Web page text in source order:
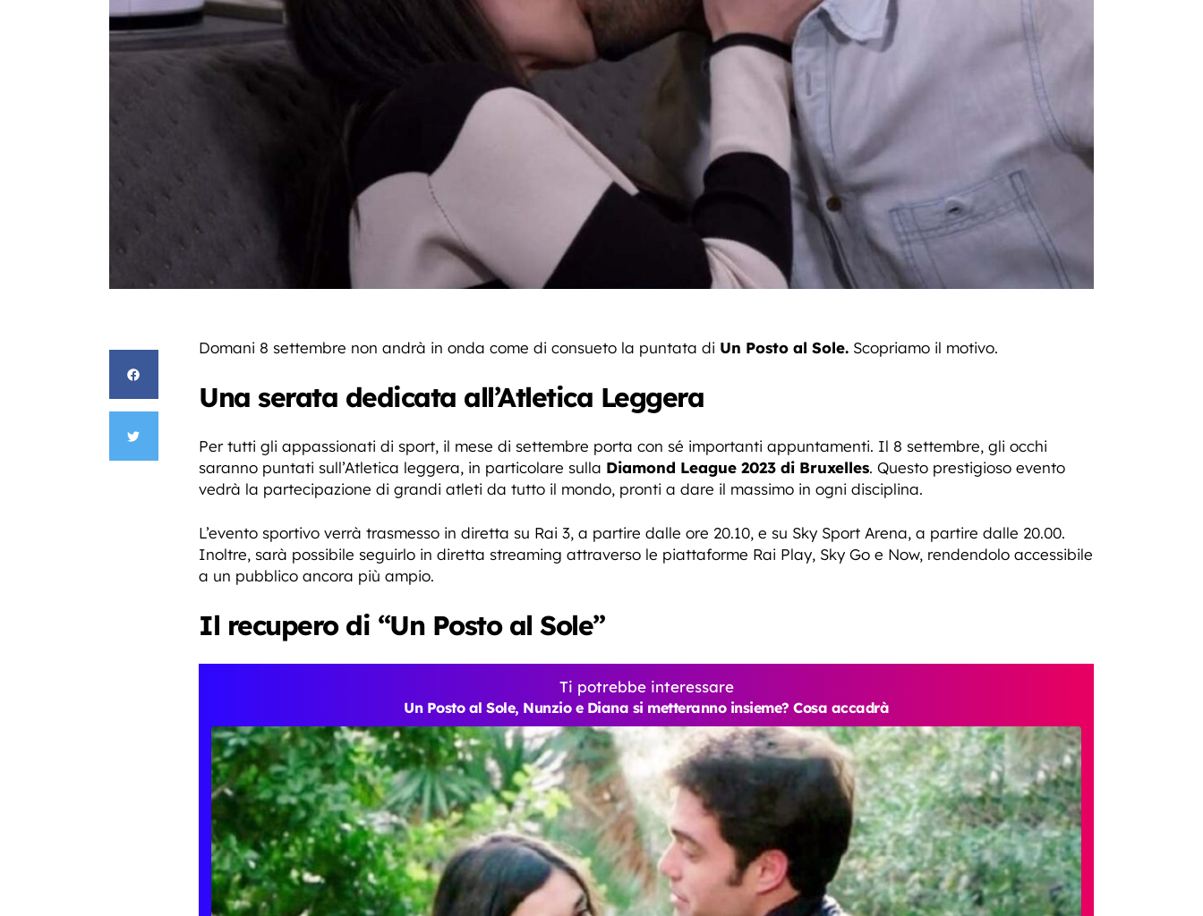
Domani 8 settembre non andrà in onda come di consueto la puntata di Un Posto al Sole. Scopriamo il motivo.
Una serata dedicata all’Atletica Leggera
Per tutti gli appassionati di sport, il mese di settembre porta con sé importanti appuntamenti. Il 8 settembre, gli occhi
saranno puntati sull’Atletica leggera, in particolare sulla Diamond League 2023 di Bruxelles. Questo prestigioso evento
vedrà la partecipazione di grandi atleti da tutto il mondo, pronti a dare il massimo in ogni disciplina.
L’evento sportivo verrà trasmesso in diretta su Rai 3, a partire dalle ore 20.10, e su Sky Sport Arena, a partire dalle 20.00.
Inoltre, sarà possibile seguirlo in diretta streaming attraverso le piattaforme Rai Play, Sky Go e Now, rendendolo accessibile
a un pubblico ancora più ampio.
Il recupero di “Un Posto al Sole”
Ti potrebbe interessare
Un Posto al Sole, Nunzio e Diana si metteranno insieme? Cosa accadrà